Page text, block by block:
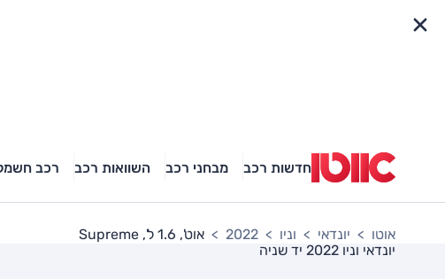
חדשות רכב מבחני רכב השוואות רכב רכב
אוטו יונדאי וניו 2022
אוט', 1.6 ל', Supreme
יונדאי וניו 2022
יד שניה